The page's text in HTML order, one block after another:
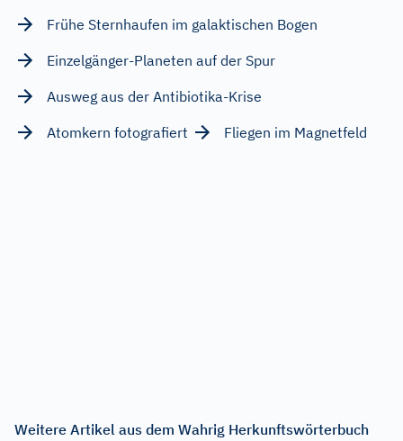
Frühe Sternhaufen im galaktischen Bogen
Einzelgänger-Planeten auf der Spur
Ausweg aus der Antibiotika-Krise
Atomkern fotografiert
Fliegen im Magnetfeld
Weitere Artikel aus dem Wahrig Herkunftswörterbuch